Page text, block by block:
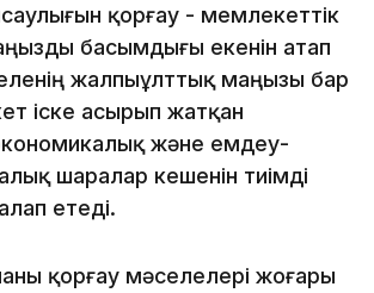
қорғау - мемлекеттік
басымдығы екенін атап
жалпыұлттық маңызы бар
іске асырып жатқан
және емдеу-
шаралар кешенін тиімді
етеді.
қорғау мәселелері жоғары